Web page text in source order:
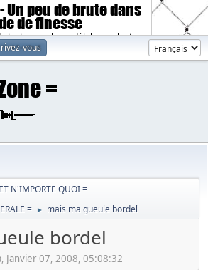
Un peu de brute dans
de finesse
textes sombres, débiles, violents.
vous
N'IMPORTE QUOI =
= ► mais ma gueule bordel
bordel
Janvier 07, 2008, 05:08:32